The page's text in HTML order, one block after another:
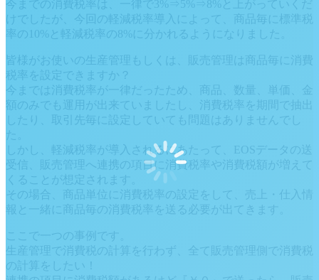
今までの消費税率は、一律で3%⇒5%⇒8%と上がっていくだ
けでしたが、今回の軽減税率導入によって、商品毎に標準税
率の10%と軽減税率の8%に分かれるようになりました。
皆様がお使いの生産管理もしくは、販売管理は商品毎に消費
税率を設定できますか？
今までは消費税率が一律だったため、商品、数量、単価、金
額のみでも運用が出来ていましたし、消費税率を期間で抽出
したり、取引先毎に設定していても問題はありませんでし
た。
しかし、軽減税率が導入されるにあたって、EOSデータの送
受信、販売管理へ連携の項目に消費税率や消費税額が増えて
くることが想定されます。
その場合、商品単位に消費税率の設定をして、売上・仕入情
報と一緒に商品毎の消費税率を送る必要が出てきます。
ここで一つの事例です。
生産管理で消費税の計算を行わず、全て販売管理側で消費税
の計算をしたい！